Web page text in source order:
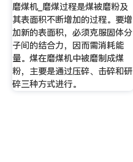
磨煤机_磨煤过程是煤被磨粉及
其表面积不断增加的过程。要增
加新的表面积，必须克服固体分
子间的结合力，因而需消耗能
量。煤在磨煤机中被磨制成煤
粉，主要是通过压碎、击碎和研
碎三种方式进行。